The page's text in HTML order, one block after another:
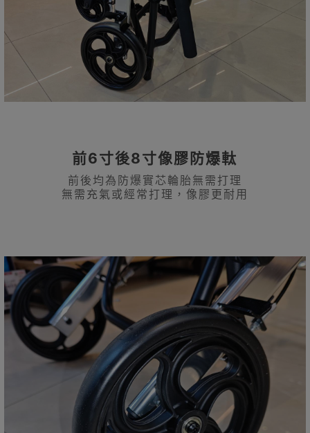
前6寸後8寸像膠防爆軚
前後均為防爆實芯輪胎無需打理
無需充氣或經常打理，像膠更耐用